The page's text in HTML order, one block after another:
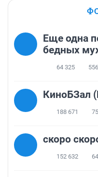
Еще одна
бедных
64 325 556
КиноБЗал
188 671
скоро
152 632